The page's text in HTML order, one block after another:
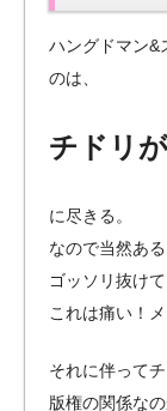
ハングドマン&
のは、
チドリ
に尽きる。
なので当然あ
ゴッソリ抜けて
これは痛い！
それに伴って
版権の関係な